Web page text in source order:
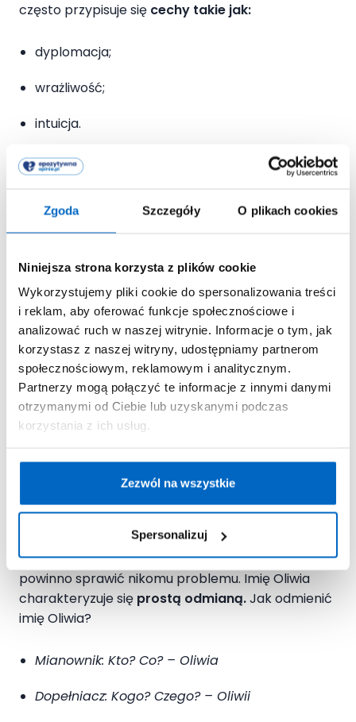
Zgoda Szczegóły O plikach cookies
Niniejsza strona korzysta z plików cookie
Wykorzystujemy pliki cookie do spersonalizowania treści
i reklam, aby oferować funkcje społecznościowe i
analizować ruch w naszej witrynie. Informacje o tym, jak
korzystasz z naszej witryny, udostępniamy partnerom
społecznościowym, reklamowym i analitycznym.
Partnerzy mogą połączyć te informacje z innymi danymi
otrzymanymi od Ciebie lub uzyskanymi podczas
korzystania z ich usług.
Zezwól na wszystkie
Spersonalizuj
często przypisuje się cechy takie jak:
dyplomacja;
wrażliwość;
intuicja.
Jakie jeszcze cechy charakteru ma Oliwia? Osoby
posiadające naturalnązdolność do słuchania i
wspieraniainnych
ukochanymi i szanowanymi członkami swoich
społeczności.
Ponadto, Oliwie mogą być również przypisywane
cechy determinacji i niezależności. Ich wewnętrzna
siła i pewność siebie pozwalają im stawiać czoła
wyzwaniom z gracją, co może inspirować
otoczenie do postrzegania ich jako naturalnych
liderów i osób godnych zaufania.
Jak odmienić imię
Oliwia?
To, jak odmienić imię Oliwia w języku polskim nie
powinno sprawić nikomu problemu. Imię Oliwia
charakteryzuje się prostą odmianą.Jak odmienić
imię Oliwia?
Mianownik: Kto? Co? – Oliwia
Dopełniacz: Kogo? Czego? – Oliwii